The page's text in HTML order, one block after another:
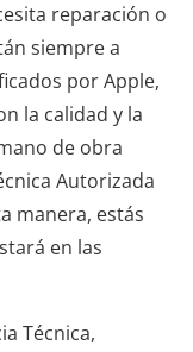
reparación o
siempre a
por Apple,
la calidad y la
de obra
Autorizada
manera, estás
en las
Técnica,